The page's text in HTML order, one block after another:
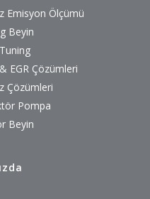
Emisyon Ölçümü
Beyin
EGR Çözümleri
Çözümleri
Pompa
Beyin